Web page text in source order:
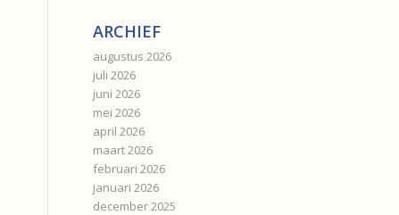
ARCHIEF
augustus 2026
juli 2026
juni 2026
mei 2026
april 2026
maart 2026
februari 2026
januari 2026
december 2025